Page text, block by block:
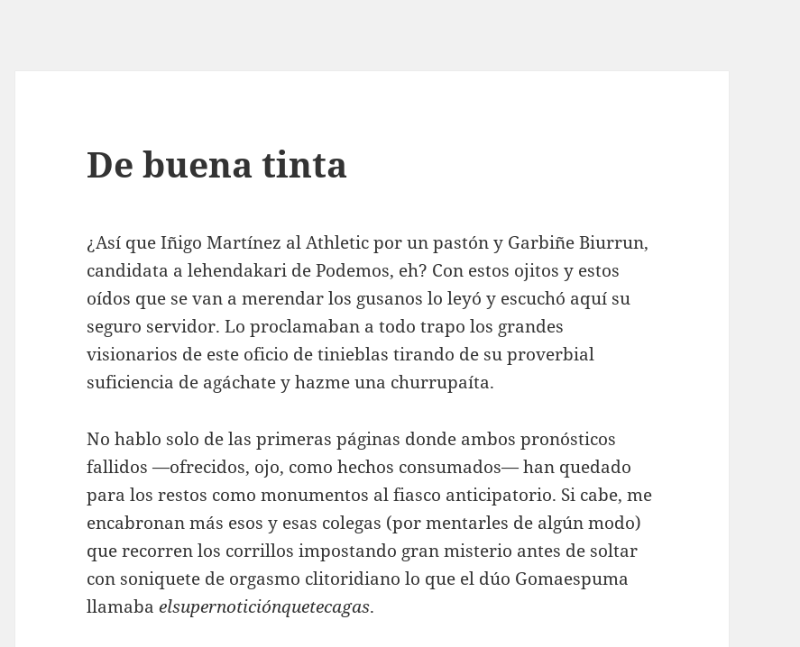
De buena tinta
¿Así que Iñigo Martínez al Athletic por un pastón y Garbiñe Biurrun,
candidata a lehendakari de Podemos, eh? Con estos ojitos y estos
oídos que se van a merendar los gusanos lo leyó y escuchó aquí su
seguro servidor. Lo proclamaban a todo trapo los grandes
visionarios de este oficio de tinieblas tirando de su proverbial
suficiencia de agáchate y hazme una churrupaíta.
No hablo solo de las primeras páginas donde ambos pronósticos
fallidos —ofrecidos, ojo, como hechos consumados— han quedado
para los restos como monumentos al fiasco anticipatorio. Si cabe, me
encabronan más esos y esas colegas (por mentarles de algún modo)
que recorren los corrillos impostando gran misterio antes de soltar
con soniquete de orgasmo clitoridiano lo que el dúo Gomaespuma
llamabaelsupernoticiónquetecagas.